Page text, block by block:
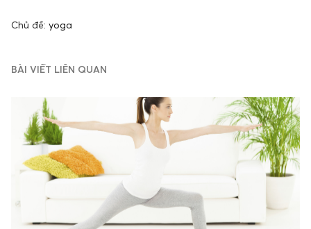
Chủ đề: yoga
BÀI VIẾT LIÊN QUAN